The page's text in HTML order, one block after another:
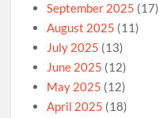
September 2025 (17)
August 2025 (11)
July 2025 (13)
June 2025 (12)
May 2025 (12)
April 2025 (18)